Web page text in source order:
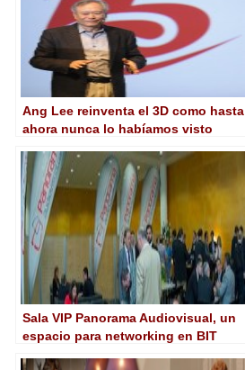
Ang Lee reinventa el 3D como hasta
ahora nunca lo habíamos visto
Sala VIP Panorama Audiovisual, un
espacio para networking en BIT